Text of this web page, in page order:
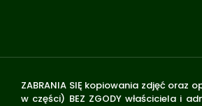
ZABRANIA SIĘ kopiowania zdjęć oraz
w części) BEZ ZGODY właściciela i